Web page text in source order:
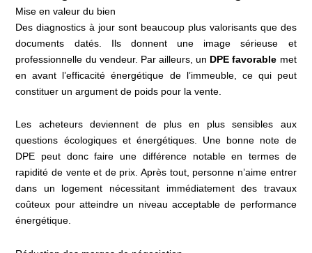
Mise en valeur du bien
Des diagnostics à jour sont beaucoup plus valorisants que des
documents datés. Ils donnent une image sérieuse et
professionnelle du vendeur. Par ailleurs, un DPE favorable met
en avant l’efficacité énergétique de l’immeuble, ce qui peut
constituer un argument de poids pour la vente.
Les acheteurs deviennent de plus en plus sensibles aux
questions écologiques et énergétiques. Une bonne note de
DPE peut donc faire une différence notable en termes de
rapidité de vente et de prix. Après tout, personne n’aime entrer
dans un logement nécessitant immédiatement des travaux
coûteux pour atteindre un niveau acceptable de performance
énergétique.